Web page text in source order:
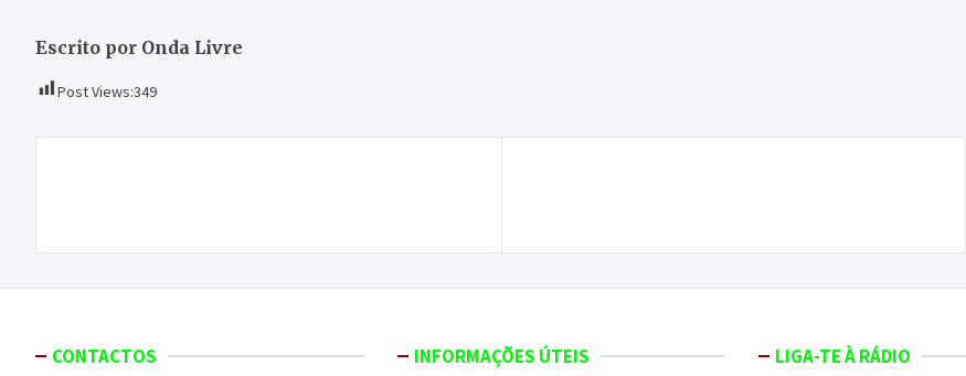
Escrito por Onda Livre
Post Views:349
artigos
CONTACTOS INFORMAÇÕES ÚTEIS LIGA-TE À RÁDIO